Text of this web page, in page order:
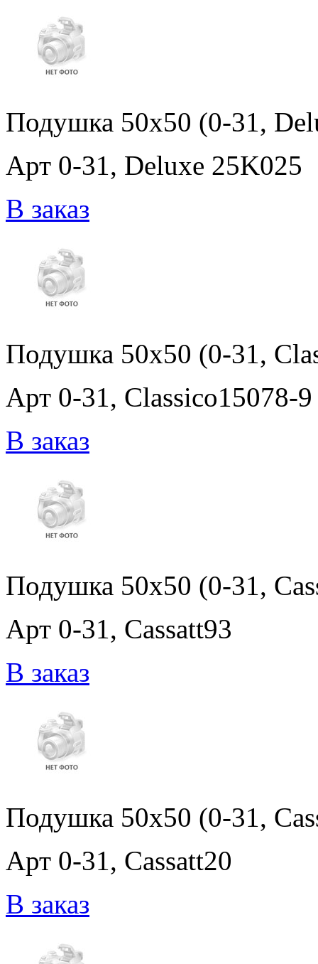
Подушка 50x50 (0-31,
Арт 0-31, Deluxe 25K025
В заказ
Подушка 50x50 (0-31,
Арт 0-31, Classico15078-9
В заказ
Подушка 50x50 (0-31,
Арт 0-31, Cassatt93
В заказ
Подушка 50x50 (0-31,
Арт 0-31, Cassatt20
В заказ